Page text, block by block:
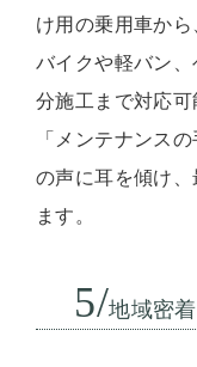
け用の乗用車か
バイクや軽バン
分施工まで対応可
「メンテナンス
の声に耳を傾け
ます。
5/地域密